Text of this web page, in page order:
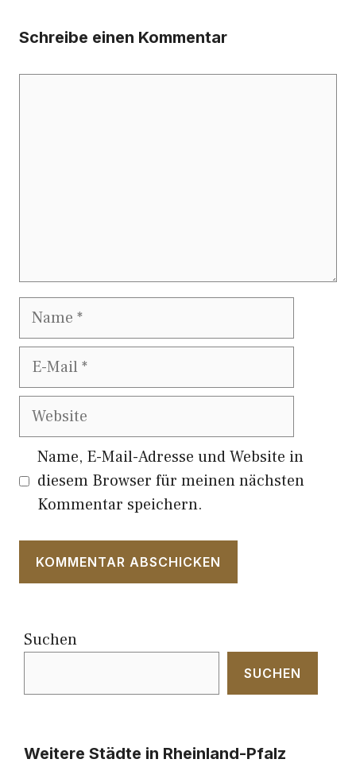
Schreibe einen Kommentar
Name
E-
Website
Name, E-Mail-Adresse und Website in
diesem Browser für meinen nächsten
Kommentar speichern.
Suchen
SUCHEN
Weitere Städte in Rheinland-Pfalz